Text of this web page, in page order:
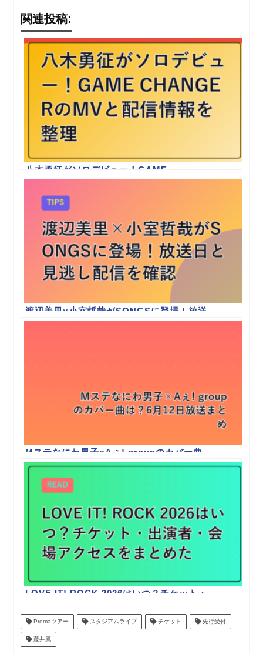
関連投稿:
八木勇征がソロデビュー！GAME
CHANGERのMVと配信情報を整理
渡辺美里×小室哲哉がSONGSに登場！放送
日と見逃し配信を確認
Mステなにわ男子×Aぇ! groupのカバー曲
は？6月12日放送まとめ
LOVE IT! ROCK 2026はいつ？チケット・
Premaツアー スタジアムライブ チケット 先行受付
藤井風